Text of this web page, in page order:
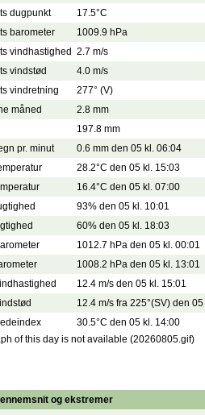
dugpunkt
17.5°C
barometer
1009.9 hPa
vindhastighed 2.7 m/s
vindstød
4.0 m/s
vindretning
277° (V)
måned
2.8 mm
197.8 mm
pr. minut
0.6 mm den 05 kl. 06:04
28.2°C den 05 kl. 15:03
16.4°C den 05 kl. 07:00
93% den 05 kl. 10:01
60% den 05 kl. 18:03
1012.7 hPa den 05 kl. 00:01
1008.2 hPa den 05 kl. 13:01
12.4 m/s den 05 kl. 15:01
12.4 m/s fra 225°(SV) den
30.5°C den 05 kl. 14:00
of this day is not available (20260805.gif)
og ekstremer